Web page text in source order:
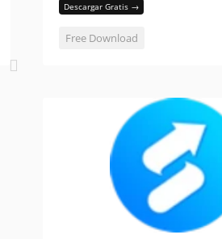
Descargar Gratis →
Free Download